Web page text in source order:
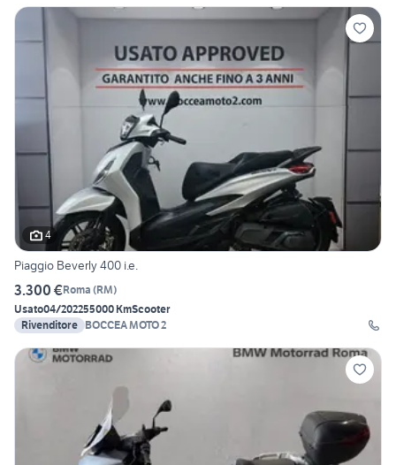
4
Piaggio Beverly 400 i.e.
3.300 €Roma (RM)
Usato04/202255000 KmScooter
Rivenditore BOCCEA MOTO 2